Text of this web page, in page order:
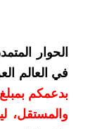
الحوار
في العالم
والمستقل،